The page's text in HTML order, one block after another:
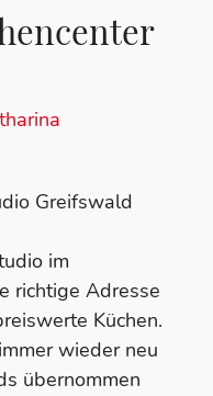
Greifswald
im
richtige Adresse
Küchen.
wieder neu
übernommen